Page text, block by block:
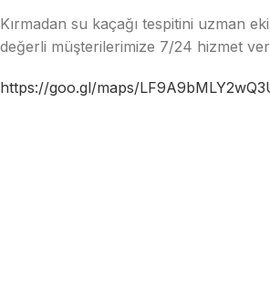
Kırmadan su kaçağı tespitini uzman
değerli müşterilerimize 7/24 hizmet
https://goo.gl/maps/